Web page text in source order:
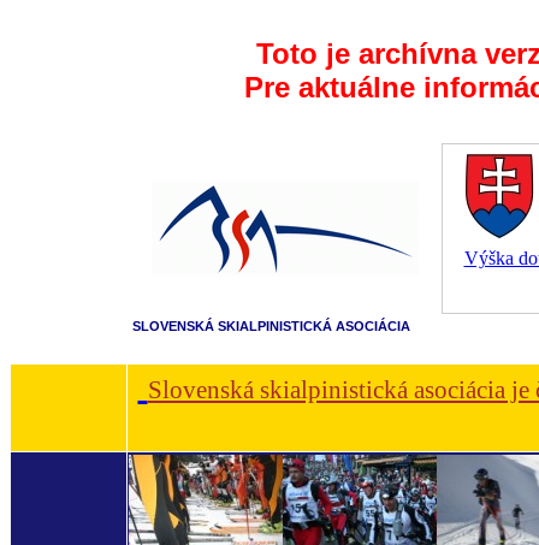
Toto je archívna
Pre aktuálne
Výška
SLOVENSKÁ SKIALPINISTICKÁ ASOCIÁCIA
Slovenská skialpinistická asociácia